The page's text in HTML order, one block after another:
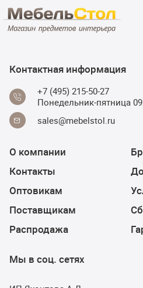
Контактная информация
+7 (495) 215-50-27
Понедельник-пятница
sales@mebelstol.ru
О компании
Контакты
Оптовикам
Поставщикам
Распродажа
Мы в соц. сетях